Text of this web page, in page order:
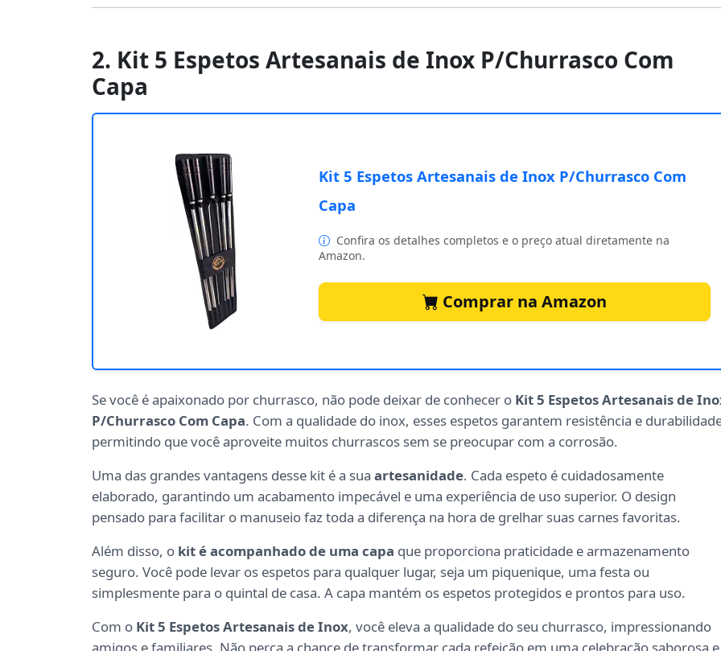
2. Kit 5 Espetos Artesanais de Inox P/Churrasco Com
Capa
Kit 5 Espetos Artesanais de Inox P/Churrasco Com
Capa
Confira os detalhes completos e o preço atual diretamente na
Amazon.
Comprar na Amazon
Se você é apaixonado por churrasco, não pode deixar de conhecer o Kit 5 Espetos Artesanais de
P/Churrasco Com Capa. Com a qualidade do inox, esses espetos garantem resistência e
permitindo que você aproveite muitos churrascos sem se preocupar com a corrosão.
Uma das grandes vantagens desse kit é a sua artesanidade. Cada espeto é cuidadosamente
elaborado, garantindo um acabamento impecável e uma experiência de uso superior. O design
pensado para facilitar o manuseio faz toda a diferença na hora de grelhar suas carnes favoritas.
Além disso, o kit é acompanhado de uma capa que proporciona praticidade e armazenamento
seguro. Você pode levar os espetos para qualquer lugar, seja um piquenique, uma festa ou
simplesmente para o quintal de casa. A capa mantém os espetos protegidos e prontos para uso.
Com o Kit 5 Espetos Artesanais de Inox, você eleva a qualidade do seu churrasco, impressionando